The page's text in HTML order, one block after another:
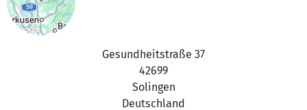
Gesundheitstraße 37
42699
Solingen
Deutschland